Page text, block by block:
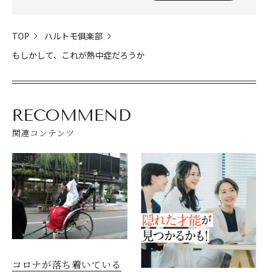
TOP
ハルトモ俱楽部
もしかして、これが熱中症だろうか
RECOMMEND
関連コンテンツ
コロナが落ち着いている